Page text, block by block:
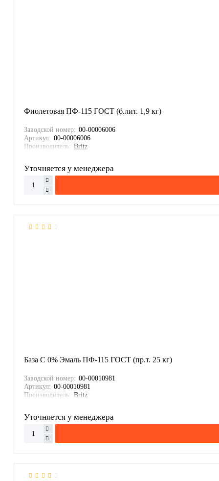
Фиолетовая ПФ-115 ГОСТ (б.лит. 1,9 кг)
Заводской номер: 00-00006006
Артикул: 00-00006006
Производитель: Britz
Уточняется у менеджера
База С 0% Эмаль ПФ-115 ГОСТ (пр.т. 25 кг)
Заводской номер: 00-00010981
Артикул: 00-00010981
Производитель: Britz
Уточняется у менеджера